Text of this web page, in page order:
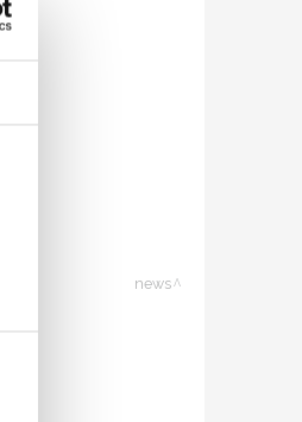
news